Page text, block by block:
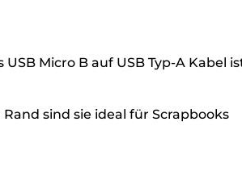
Micro B auf USB Typ-A Kabel
sind sie ideal für Scrapbooks